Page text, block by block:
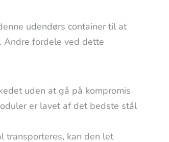
udendørs container til at
Andre fordele ved dette
uden at gå på kompromis
er lavet af det bedste stål
transporteres, kan den let